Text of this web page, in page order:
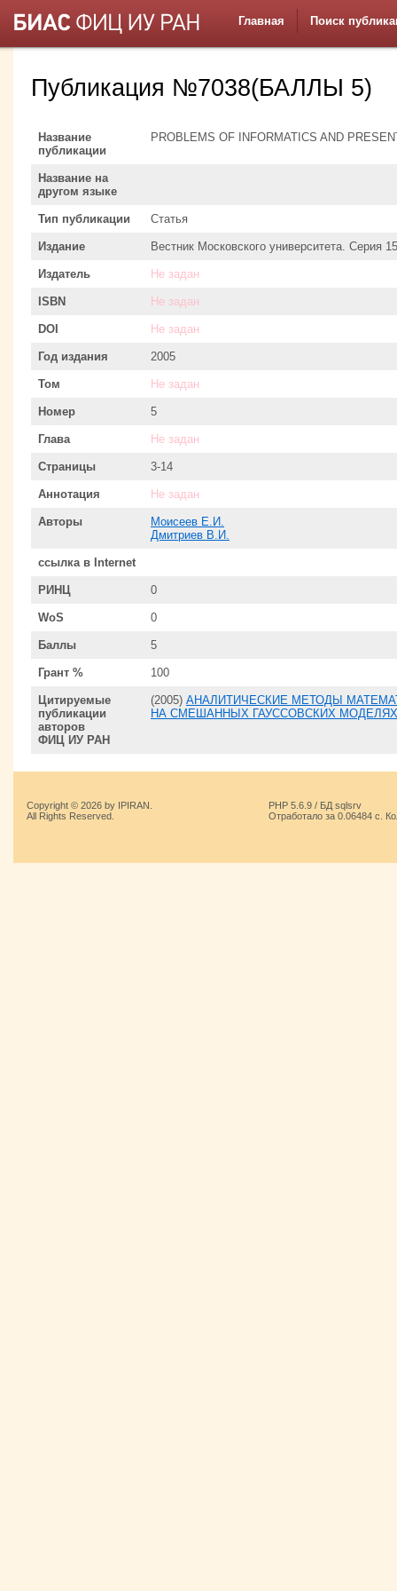
Главная Поиск
Публикация №7038(БАЛЛЫ 5)
Название
публикации
PROBLEMS OF INFORMATICS AND
Название на
другом языке
Тип публикации Статья
Издание Вестник Московского университета. Серия
Издатель Не задан
ISBN Не задан
DOI Не задан
Год издания 2005
Том Не задан
Номер 5
Глава Не задан
Страницы 3-14
Аннотация Не задан
Авторы
Моисеев Е.И.
Дмитриев В.И.
ссылка в Internet
РИНЦ 0
WoS 0
Баллы 5
Грант % 100
Цитируемые
публикации
авторов
ФИЦ ИУ РАН
(2005) АНАЛИТИЧЕСКИЕ МЕТОДЫ
НА СМЕШАННЫХ ГАУССОВСКИХ МОДЕЛЯХ
Copyright © 2026 by IPIRAN.
All Rights Reserved.
PHP 5.6.9 / БД sqlsrv
Отработало за 0.06484 с.